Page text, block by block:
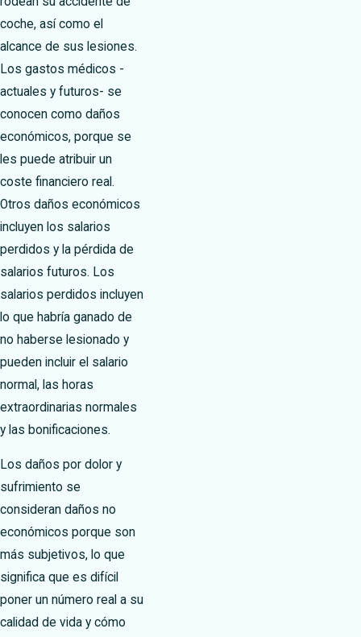
coche, así como el
alcance de sus lesiones.
Los gastos médicos -
actuales y futuros- se
conocen como daños
económicos, porque se
les puede atribuir un
coste financiero real.
Otros daños económicos
incluyen los salarios
perdidos y la pérdida de
salarios futuros. Los
salarios perdidos incluyen
lo que habría ganado de
no haberse lesionado y
pueden incluir el salario
normal, las horas
extraordinarias normales
y las bonificaciones.
Los daños por dolor y
sufrimiento se
consideran daños no
económicos porque son
más subjetivos, lo que
significa que es difícil
poner un número real a su
calidad de vida y cómo